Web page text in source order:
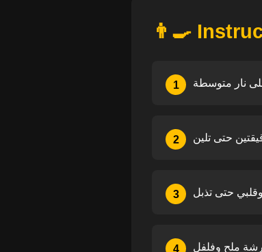
👨‍🍳
1
2
3
4